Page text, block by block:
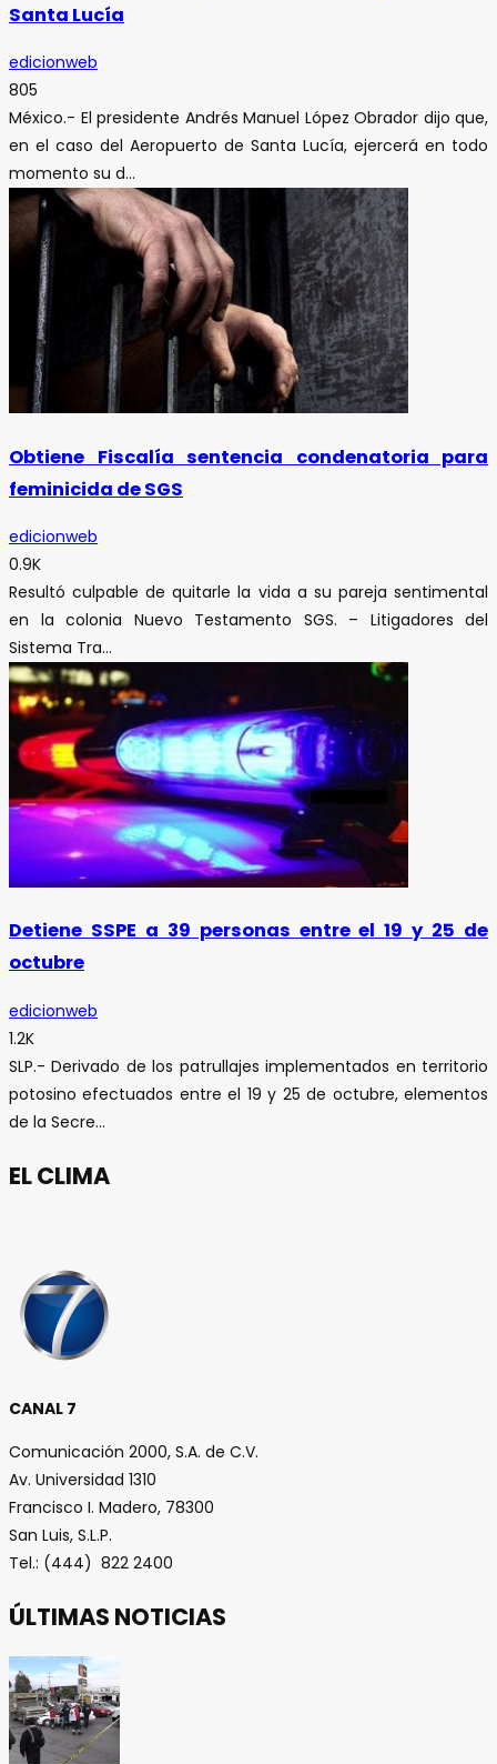
Santa Lucía
edicionweb
805
México.- El presidente Andrés Manuel López Obrador dijo que,
en el caso del Aeropuerto de Santa Lucía, ejercerá en todo
momento su d...
Obtiene Fiscalía sentencia condenatoria para
feminicida de SGS
edicionweb
0.9K
Resultó culpable de quitarle la vida a su pareja sentimental
en la colonia Nuevo Testamento SGS. – Litigadores del
Sistema Tra...
Detiene SSPE a 39 personas entre el 19 y 25 de
octubre
edicionweb
1.2K
SLP.- Derivado de los patrullajes implementados en territorio
potosino efectuados entre el 19 y 25 de octubre, elementos
de la Secre...
EL CLIMA
CANAL 7
Comunicación 2000, S.A. de C.V.
Av. Universidad 1310
Francisco I. Madero, 78300
San Luis, S.L.P.
Tel.: (444) 822 2400
ÚLTIMAS NOTICIAS